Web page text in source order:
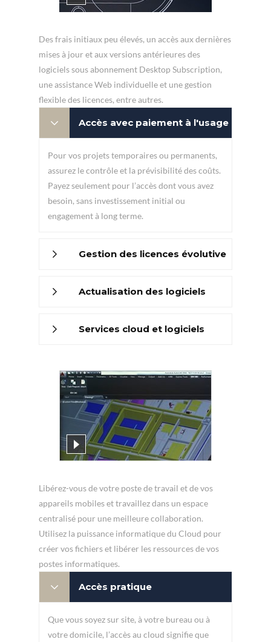
Des frais initiaux peu élevés, un accès aux dernières
mises à jour et aux versions antérieures des
logiciels sous abonnement Desktop Subscription,
une assistance Web individuelle et une gestion
flexible des licences, entre autres.
Accès avec paiement à l'usage
Pour vos projets temporaires ou permanents,
assurez le contrôle et la prévisibilité des coûts.
Payez seulement pour l’accès dont vous avez
besoin, sans investissement initial ou
engagement à long terme.
Gestion des licences évolutive
Actualisation des logiciels
Services cloud et logiciels
Libérez-vous de votre poste de travail et de vos
appareils mobiles et travaillez dans un espace
centralisé pour une meilleure collaboration.
Utilisez la puissance informatique du Cloud pour
créer vos fichiers et libérer les ressources de vos
postes informatiques.
Accès pratique
Que vous soyez sur site, à votre bureau ou à
votre domicile, l’accès au cloud signifie que